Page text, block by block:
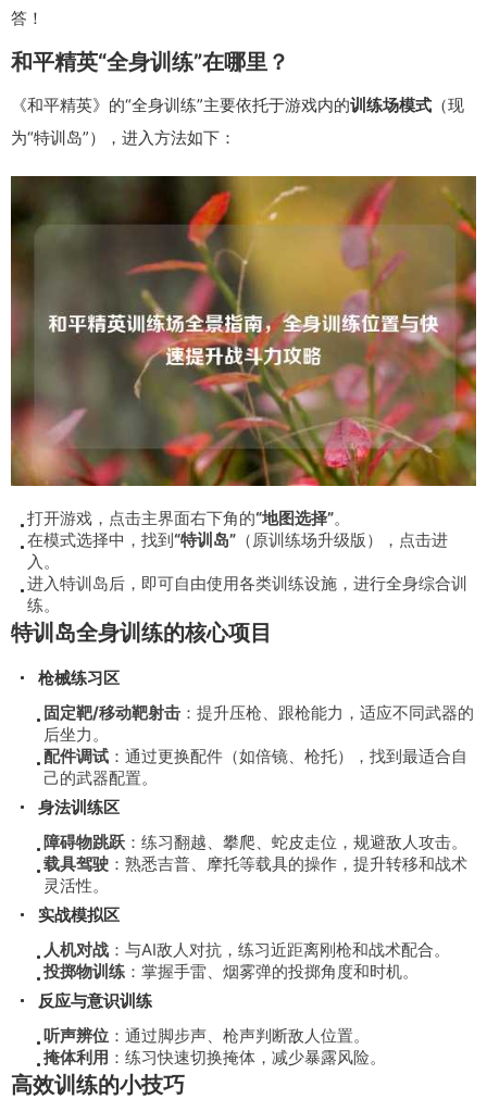
答！
和平精英“全身训练”在哪里？
《和平精英》的“全身训练”主要依托于游戏内的训练场模式 （现
为“特训岛”），进入方法如下：
打开游戏，点击主界面右下角的“地图选择”。
在模式选择中，找到“特训岛” （原训练场升级版），点击进
入。
进入特训岛后，即可自由使用各类训练设施，进行全身综合训
练。
特训岛全身训练的核心项目
枪械练习区
固定靶/移动靶射击 ：提升压枪、跟枪能力，适应不同武器的
后坐力。
配件调试 ：通过更换配件（如倍镜、枪托），找到最适合自
己的武器配置。
身法训练区
障碍物跳跃 ：练习翻越、攀爬、蛇皮走位，规避敌人攻击。
载具驾驶 ：熟悉吉普、摩托等载具的操作，提升转移和战术
灵活性。
实战模拟区
人机对战 ：与AI敌人对抗，练习近距离刚枪和战术配合。
投掷物训练 ：掌握手雷、烟雾弹的投掷角度和时机。
反应与意识训练
听声辨位 ：通过脚步声、枪声判断敌人位置。
掩体利用 ：练习快速切换掩体，减少暴露风险。
高效训练的小技巧